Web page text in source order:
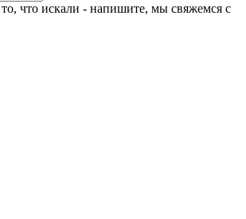
что искали - напишите, мы свяжемся с